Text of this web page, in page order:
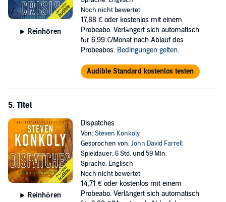
Reinhören
Noch nicht bewertet
17,88 € oder kostenlos mit einem
Probeabo. Verlängert sich automatisch
für 6,99 €/Monat nach Ablauf des
Probeabos. Bedingungen gelten.
Audible Standard kostenlos testen
5. Titel
Reinhören
Dispatches
Von:Steven Konkoly
Gesprochen von:John David Farrell
Spieldauer: 6 Std. und 59 Min.
Sprache: Englisch
Noch nicht bewertet
14,71 € oder kostenlos mit einem
Probeabo. Verlängert sich automatisch